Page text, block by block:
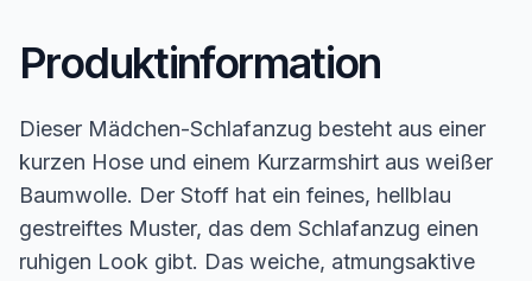
Produktinformation
Dieser Mädchen-Schlafanzug besteht aus einer
kurzen Hose und einem Kurzarmshirt aus weißer
Baumwolle. Der Stoff hat ein feines, hellblau
gestreiftes Muster, das dem Schlafanzug einen
ruhigen Look gibt. Das weiche, atmungsaktive